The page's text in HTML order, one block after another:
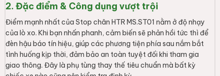
2. Đặc điểm & Công dụng vượt trội
Điểm mạnh nhất của Stop chân HTR MS.ST01 nằm ở độ nhạy
của lò xo. Khi bạn nhấn phanh, cảm biến sẽ phản hồi tức thì để
đèn hậu báo tín hiệu, giúp các phương tiện phía sau nắm bắt
tình huống kịp thời, đảm bảo an toàn tuyệt đối khi tham gia
giao thông. Đây là phụ tùng thay thế tiêu chuẩn mà bất kỳ